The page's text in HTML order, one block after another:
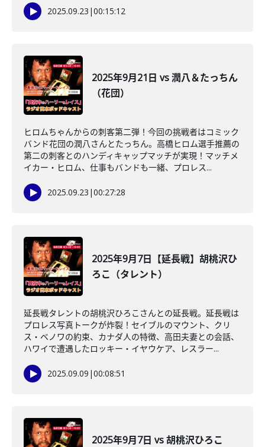
2025.09.23 |00:15:12
2025年9月21日 vs 潤八＆たっちん
（花団）
ヒロムちゃんからの刺客第二弾！今回の挑戦者はコミック
バンド花団の潤八さんとたっちん。高橋ヒロム選手推薦の
第二の刺客とのハンディキャップマッチが実現！マッチメ
イカー・ヒロム、仕事もバンドも一緒、プロレス...
2025.09.23 |00:27:28
2025年9月7日【延長戦】胡桃沢ひ
ろこ（タレント）
延長戦タレントの胡桃沢ひろこさんとの延長戦。延長戦は
プロレス写真トークが炸裂！セイブルのマウント、クリ
ス・ベノワの約束、カナダ人の特徴、高田夫妻との会話、
ハワイで遭遇したロッキー・イヤウケア、レスラー...
2025.09.09 |00:08:51
2025年9月7日 vs 胡桃沢ひろこ